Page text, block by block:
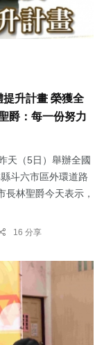
升計畫 榮獲全
爵：每一份努力
天（5日）舉辦全國
斗六市區外環道路
林聖爵今天表示，
16 分享